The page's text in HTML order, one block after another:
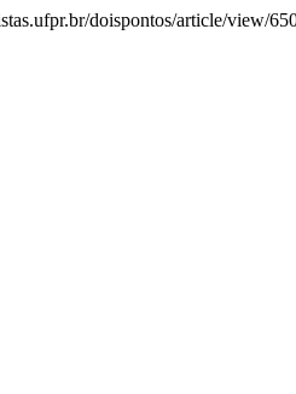
doispontos/article/view/